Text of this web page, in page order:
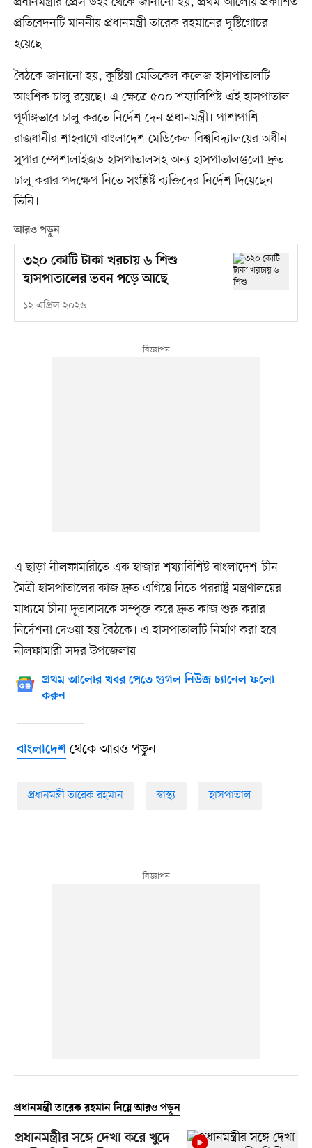
প্রতিবেদনটি মাননীয় প্রধানমন্ত্রী তারেক রহমানের দৃষ্টিগোচর
হয়েছে।
বৈঠকে জানানো হয়, কুষ্টিয়া মেডিকেল কলেজ হাসপাতালটি
আংশিক চালু রয়েছে। এ ক্ষেত্রে ৫০০ শয্যাবিশিষ্ট এই হাসপাতাল
পূর্ণাঙ্গভাবে চালু করতে নির্দেশ দেন প্রধানমন্ত্রী। পাশাপাশি
রাজধানীর শাহবাগে বাংলাদেশ মেডিকেল বিশ্ববিদ্যালয়ের অধীন
সুপার স্পেশালাইজড হাসপাতালসহ অন্য হাসপাতালগুলো দ্রুত
চালু করার পদক্ষেপ নিতে সংশ্লিষ্ট ব্যক্তিদের নির্দেশ দিয়েছেন
তিনি।
আরও পড়ুন
৩২০ কোটি টাকা খরচায় ৬ শিশু
হাসপাতালের ভবন পড়ে আছে
১২ এপ্রিল ২০২৬
এ ছাড়া নীলফামারীতে এক হাজার শয্যাবিশিষ্ট বাংলাদেশ-চীন
মৈত্রী হাসপাতালের কাজ দ্রুত এগিয়ে নিতে পররাষ্ট্র মন্ত্রণালয়ের
মাধ্যমে চীনা দূতাবাসকে সম্পৃক্ত করে দ্রুত কাজ শুরু করার
নির্দেশনা দেওয়া হয় বৈঠকে। এ হাসপাতালটি নির্মাণ করা হবে
নীলফামারী সদর উপজেলায়।
প্রথম আলোর খবর পেতে গুগল নিউজ চ্যানেল ফলো
করুন
বাংলাদেশথেকে আরও পড়ুন
প্রধানমন্ত্রী তারেক রহমান স্বাস্থ্য হাসপাতাল
প্রধানমন্ত্রী তারেক রহমান নিয়ে আরও পড়ুন
প্রধানমন্ত্রীর সঙ্গে দেখা করে খুদে